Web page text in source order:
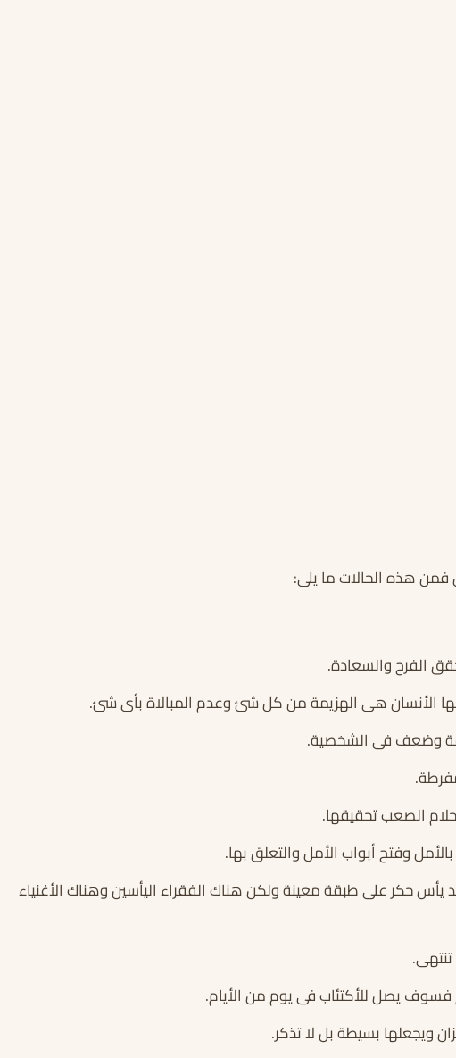
هذه الحالات ما يلى:
الفرح والسعادة.
الأنسان هى الهزيمة من كل شئ وعدم المبالاة بأى شئ.
وضعف فى الشخصية.
الصعب تحقيقها.
وفتح أبواب الأمل والتعلق بها.
يأس حكر على طبقة معينة ولكن هناك الفقراء اليأسين وهناك الأغنياء
يصل للأكتئاب فى يوم من الأيام.
ويجعلها بسيطة بل لا تذكر.